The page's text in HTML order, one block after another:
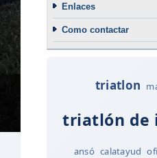
Enlaces
Como contactar
triatlon
triatlón de
ansó calatayud